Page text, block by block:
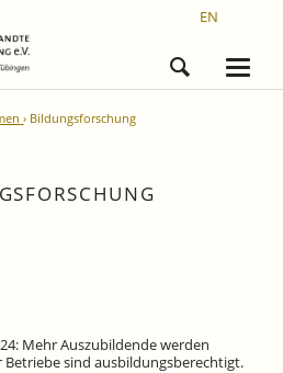
EN
Bildungsforschung
Mehr Auszubildende werden
sind ausbildungsberechtigt.